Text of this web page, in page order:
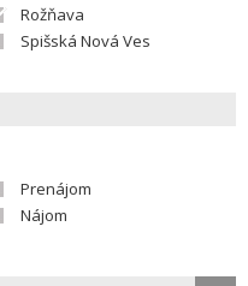
Rožňava
Spišská Nová Ves
Prenájom
Nájom